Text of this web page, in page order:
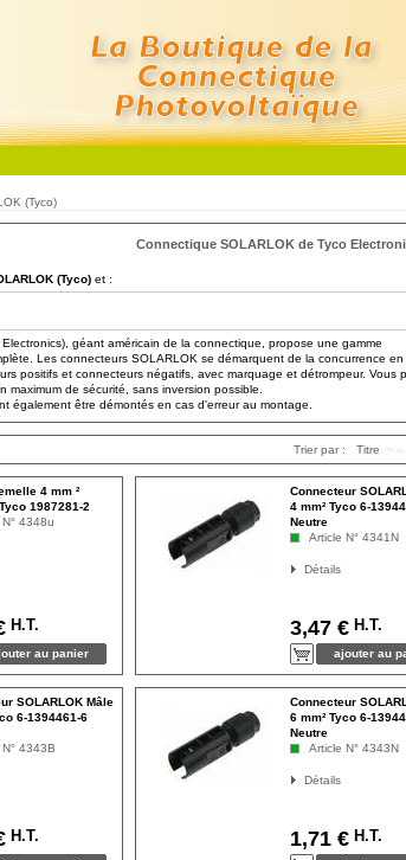
(Tyco)
Connectique SOLARLOK de Tyco
(Tyco) et :
géant américain de la connectique, propose une gamme
Les connecteurs SOLARLOK se démarquent de la concurrence en
positifs et connecteurs négatifs, avec marquage et détrompeur. Vous
maximum de sécurité, sans inversion possible.
également être démontés en cas d'erreur au montage.
Trier par : Titre
4 mm ²
1987281-2
4348u
H.T.
Connecteur
4 mm² Tyco 6-
Neutre
Article N° 4341N
Détails
3,47 € H.T.
SOLARLOK Mâle
6-1394461-6
4343B
H.T.
Connecteur
6 mm² Tyco 6-
Neutre
Article N° 4343N
Détails
1,71 € H.T.